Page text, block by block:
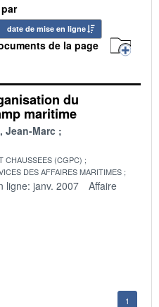
date de mise en ligne
de la page
du
maritime
Jean-Marc
CHAUSSEES (CGPC)
DES AFFAIRES MARITIMES
ligne: janv. 2007
Affaire
1